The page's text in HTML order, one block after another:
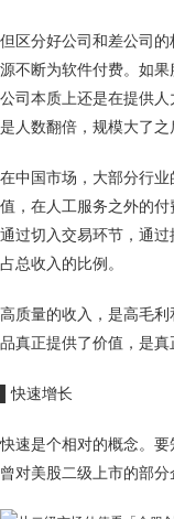
但区分好公司和差公司
源不断为软件付费。如
公司本质上还是在提供
是人数翻倍，规模大了之
在中国市场，大部分行
值，在人工服务之外的
通过切入交易环节，通
占总收入的比例。
高质量的收入，是高毛
品真正提供了价值，是真
▌快速增长
快速是个相对的概念。
曾对美股二级上市的部